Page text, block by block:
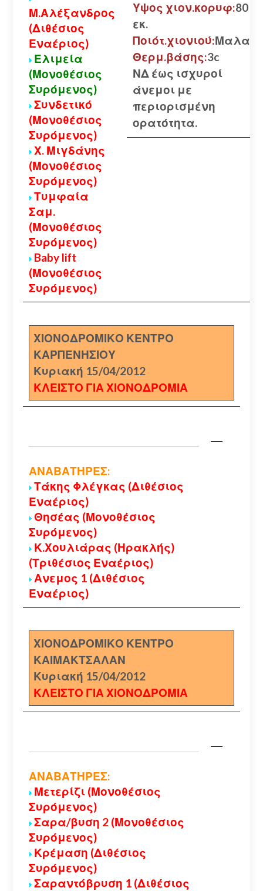
Μ.Αλέξανδρος
(Διθέσιος
Εναέριος)
Ελιμεία
(Μονοθέσιος
Συρόμενος)
Συνδετικό
(Μονοθέσιος
Συρόμενος)
Χ. Μιγδάνης
(Μονοθέσιος
Συρόμενος)
Τυμφαία
Σαμ.
(Μονοθέσιος
Συρόμενος)
Baby lift
(Μονοθέσιος
Συρόμενος)
Υψος χιον.κορυφ:80
εκ.
Ποιότ.χιονιού:Μαλακό
Θερμ.βάσης:3c
ΝΔ έως ισχυροί
άνεμοι με
περιορισμένη
ορατότητα.
ΧΙΟΝΟΔΡΟΜΙΚΟ ΚΕΝΤΡΟ
ΚΑΡΠΕΝΗΣΙΟΥ
Κυριακή 15/04/2012
ΚΛΕΙΣΤΟ ΓΙΑ ΧΙΟΝΟΔΡΟΜΙΑ
ΑΝΑΒΑΤΗΡΕΣ:
Τάκης Φλέγκας (Διθέσιος
Εναέριος)
Θησέας (Μονοθέσιος
Συρόμενος)
Κ.Χουλιάρας (Ηρακλής)
(Τριθέσιος Εναέριος)
Ανεμος 1 (Διθέσιος
Εναέριος)
ΧΙΟΝΟΔΡΟΜΙΚΟ ΚΕΝΤΡΟ
ΚΑΙΜΑΚΤΣΑΛΑΝ
Κυριακή 15/04/2012
ΚΛΕΙΣΤΟ ΓΙΑ ΧΙΟΝΟΔΡΟΜΙΑ
ΑΝΑΒΑΤΗΡΕΣ:
Μετερίζι (Μονοθέσιος
Συρόμενος)
Σαρα/βυση 2 (Μονοθέσιος
Συρόμενος)
Κρέμαση (Διθέσιος
Συρόμενος)
Σαραντόβρυση 1 (Διθέσιος